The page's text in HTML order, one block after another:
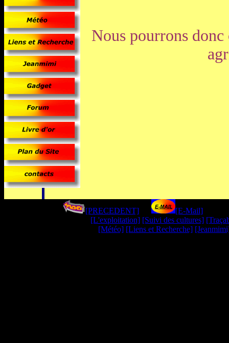
Nous pourrons
[PRECEDENT] [E-Mail]
[L'exploitation] [Suivi des cultures]
[Météo] [Liens et Recherche]